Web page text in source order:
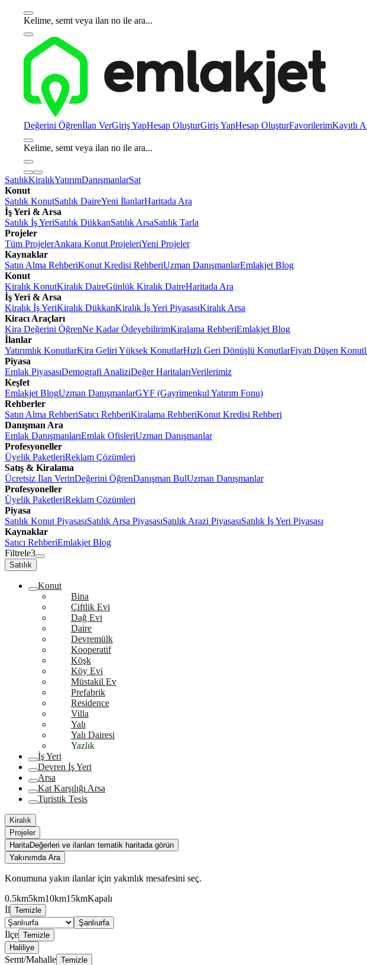
Kelime, semt veya ilan no ile ara...
Değerini Öğrenİlan VerGiriş YapHesap OluşturGiriş YapHesap OluşturFavorilerimKayıtlı
Kelime, semt veya ilan no ile ara...
SatılıkKiralıkYatırımDanışmanlarSat
Konut
Satılık KonutSatılık DaireYeni İlanlarHaritada Ara
İş Yeri & Arsa
Satılık İş YeriSatılık DükkanSatılık ArsaSatılık Tarla
Projeler
Tüm ProjelerAnkara Konut ProjeleriYeni Projeler
Kaynaklar
Satın Alma RehberiKonut Kredisi RehberiUzman DanışmanlarEmlakjet Blog
Konut
Kiralık KonutKiralık DaireGünlük Kiralık DaireHaritada Ara
İş Yeri & Arsa
Kiralık İş YeriKiralık DükkanKiralık İş Yeri PiyasasıKiralık Arsa
Kiracı Araçları
Kira Değerini ÖğrenNe Kadar ÖdeyebilirimKiralama RehberiEmlakjet Blog
İlanlar
Yatırımlık KonutlarKira Geliri Yüksek KonutlarHızlı Geri Dönüşlü KonutlarFiyatı Düşen
Piyasa
Emlak PiyasasıDemografi AnaliziDeğer HaritalarıVerilerimiz
Keşfet
Emlakjet BlogUzman DanışmanlarGYF (Gayrimenkul Yatırım Fonu)
Rehberler
Satın Alma RehberiSatıcı RehberiKiralama RehberiKonut Kredisi Rehberi
Danışman Ara
Emlak DanışmanlarıEmlak OfisleriUzman Danışmanlar
Profesyoneller
Üyelik PaketleriReklam Çözümleri
Satış & Kiralama
Ücretsiz İlan VerinDeğerini ÖğrenDanışman BulUzman Danışmanlar
Profesyoneller
Üyelik PaketleriReklam Çözümleri
Piyasa
Satılık Konut PiyasasıSatılık Arsa PiyasasıSatılık Arazi PiyasasıSatılık İş Yeri Piyasası
Kaynaklar
Satıcı RehberiEmlakjet Blog
Filtrele3
Satılık
Konut
Bina
Çiftlik Evi
Dağ Evi
Daire
Devremülk
Kooperatif
Köşk
Köy Evi
Müstakil Ev
Prefabrik
Residence
Villa
Yalı
Yalı Dairesi
Yazlık
İş Yeri
Devren İş Yeri
Arsa
Kat Karşılığı Arsa
Turistik Tesis
Kiralık
Projeler
HaritaDeğerleri ve ilanları tematik haritada görün
Yakınımda Ara
Konumuna yakın ilanlar için yakınlık mesafesini seç.
0.5km5km10km15kmKapalı
İl Temizle
Şanlıurfa
İlçe Temizle
Haliliye
Semt/Mahalle Temizle